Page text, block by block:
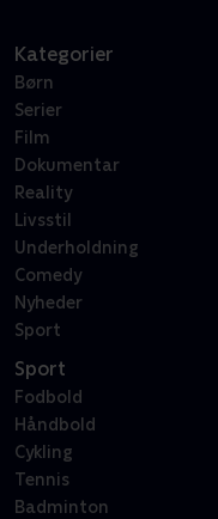
Kategorier
Børn
Serier
Film
Dokumentar
Reality
Livsstil
Underholdning
Comedy
Nyheder
Sport
Sport
Fodbold
Håndbold
Cykling
Tennis
Badminton